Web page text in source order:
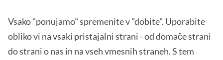
Vsako "ponujamo" spremenite v "dobite". Uporabite
obliko vi na vsaki pristajalni strani - od domače strani
do strani o nas in na vseh vmesnih straneh. S tem